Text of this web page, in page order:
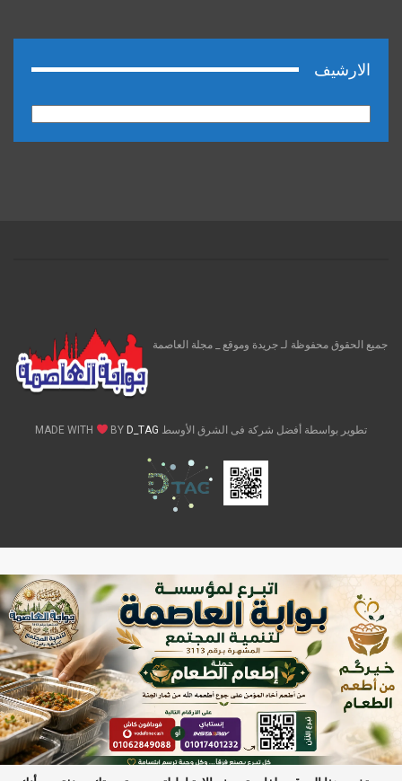
الارشيف
جميع الحقوق محفوظة لـ جريدة وموقع _ مجلة العاصمة
تطوير بواسطة أفضل شركة فى الشرق الأوسط MADE WITH BY D_TAG